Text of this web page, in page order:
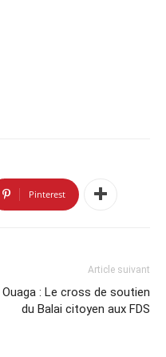
Pinterest
Article suivant
Ouaga : Le cross de soutien
du Balai citoyen aux FDS